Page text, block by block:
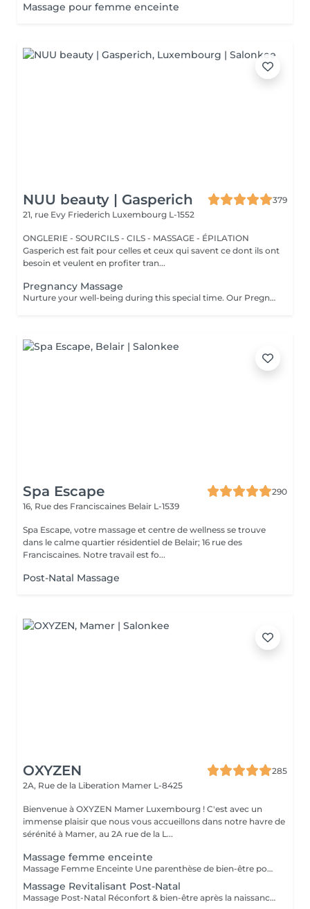
Massage pour femme enceinte
NUU beauty | Gasperich
379
21, rue Evy Friederich Luxembourg L-1552
ONGLERIE - SOURCILS - CILS - MASSAGE - ÉPILATION
Gasperich est fait pour celles et ceux qui savent ce dont ils ont
besoin et veulent en profiter tran...
Pregnancy Massage
Nurture your well-being during this special time. Our Pregnancy Massage is a gentle, relaxing treatment designed to reduce muscle tension, improve circulation, and ease discomfort commonly experienced during pregnancy. Soft, flowing techniques and comfortable side-lying positioning provide deep relaxation without placing pressure on the abdomen. Hypoallergenic, unscented oils are used to care for sensitive skin and maintain comfort throughout the session. This massage helps relieve tension in the lower back and shoulders, reduces swelling and heaviness in the legs, improves overall circulation, and promotes a sense of ease and balance in the body. This treatment is performed only with the approval of your doctor.
Spa Escape
290
16, Rue des Franciscaines Belair L-1539
Spa Escape, votre massage et centre de wellness se trouve
dans le calme quartier résidentiel de Belair; 16 rue des
Franciscaines. Notre travail est fo...
Post-Natal Massage
OXYZEN
285
2A, Rue de la Liberation Mamer L-8425
Bienvenue à OXYZEN Mamer Luxembourg ! C'est avec un
immense plaisir que nous vous accueillons dans notre havre de
sérénité à Mamer, au 2A rue de la L...
Massage femme enceinte
Massage Femme Enceinte Une parenthèse de bien-être pour vous et votre bébé La grossesse est une étape unique et extraordinaire, mais aussi exigeante pour le corps et l'esprit. Notre Massage Femme Enceinte a été spécialement conçu pour accompagner les futures mamans en douceur, en apportant détente, vitalité et sérénité, tout en respectant vos besoins et ceux de votre bébé. Les bienfaits du Massage Femme Enceinte -Redonne de l'énergie : soulage la fatigue et procure un regain de vitalité. -Apaise tensions et inconforts : réduit les douleurs musculaires et articulaires liées à la grossesse. -Adoucit et assouplit la peau : favorise l'hydratation et aide à prévenir l'apparition de vergetures. -Renforce le lien avec bébé : un moment privilégié pour ressentir une profonde connexion émotionnelle. -Prépare à un accouchement harmonieux : en diminuant le stress et en relâchant les tensions musculaires. Chaque séance est réalisée par des praticiens expérimentés, formés pour garantir une expérience sécurisée, adaptée et profondément apaisante. Tout est pensé pour que vous puissiez vous évader du quotidien et savourer ce moment de douceur, rien que pour vous et votre bébé. Ce soin est conseillé à partir du 2 trimestre de grossesse. Déconseillé en cas de contre-indication médicale (demandez toujours l'avis de votre médecin). Avertissement : Nos massages sont exclusivement dédiés au bien-être et à la relaxation. Ils ne remplacent pas un suivi médical et ne relèvent pas de la kinésithérapie.
Massage Revitalisant Post-Natal
Massage Post-Natal Réconfort & bien-être après la naissance La période post-natale est un moment unique dans la vie d'une femme. Après l'accouchement, il est essentiel de prendre soin de soi pour retrouver son équilibre et son énergie. Notre Massage Post-Natal a été conçu pour vous offrir un moment de profonde détente, de réconfort et d'accompagnement dans cette nouvelle étape de vie. Les bienfaits du Massage Post-Natal -Retrouver son équilibre : aide le corps à récupérer plus rapidement et à retrouver son harmonie naturelle. -Remodeler la silhouette : accompagne en douceur la réappropriation du corps après la grossesse. -Stimuler la vitalité : combat la fatigue et redonne énergie et dynamisme. -Soulager les jambes lourdes et les tensions musculaires : procure un apaisement immédiat grâce à des gestes adaptés. -Favoriser l'élimination des toxines : soutient le processus naturel de purification de l'organisme. Après avoir donné la vie, offrez-vous ce précieux moment de bien-être. Cédric veille à ce que chaque séance soit une expérience sécurisée, apaisante et entièrement dédiée à votre récupération. Découvrez également nos cartes forfaits pour prolonger ces instants de douceur et de ressourcement. Ce soin est déconseillé en cas de contre-indication médicale (demandez toujours l'avis de votre médecin). Avertissement : Nos massages sont exclusivement dédiés au bien-être et à la relaxation. Ils ne remplacent pas un suivi médical et ne relèvent pas de la kinésithérapie.